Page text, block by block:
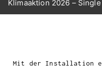
Klimaaktion 2026 –
Mit der Installation